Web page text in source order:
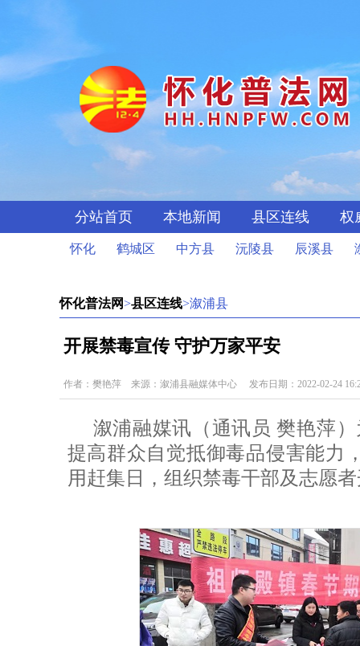
分站首页 本地新闻 县区连线 权
怀化 鹤城区 中方县 沅陵县 辰溪县
怀化普法网>县区连线>溆浦县
开展禁毒宣传 守护万家平安
作者：樊艳萍 来源：溆浦县融媒体中心 发布日期：2022-02-24
溆浦融媒讯（通讯员 樊艳萍
提高群众自觉抵御毒品侵害能力
用赶集日，组织禁毒干部及志愿